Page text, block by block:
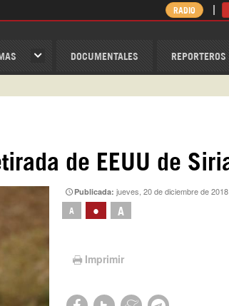
DOCUMENTALES REPORTEROS
RADIO
de EEUU de
Publicada:jueves, 20 de diciembre de
A • A
Imprimir